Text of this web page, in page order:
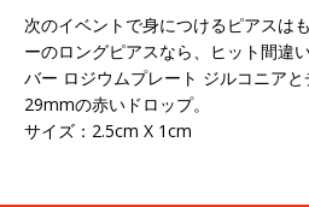
次のイベントで身につけるピアスは
ーのロングピアスなら、ヒット間違
バー ロジウムプレート ジルコニア
29mmの赤いドロップ。
サイズ：2.5cm X 1cm